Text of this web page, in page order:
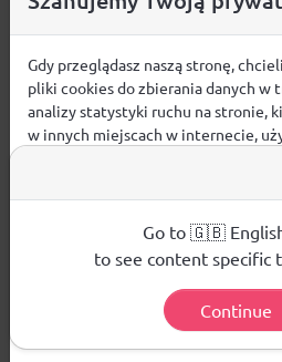
Perforacje w przedniej
Miękka, tekstylna
Elastyczne gumki
Dodatkowy pasek na rzep.
Gumowa podeszwa z
zapobiega powstawaniu
ŚREDNIA OCENA:
Gdy przeglądasz naszą stronę,
pliki cookies do zbierania danych w
analizy statystyki ruchu na stronie,
w innych miejscach w internecie,
używanych plików cookies.
Aby dowiedzieć się więcej o plikach
wykorzystujemy Twoje dane,
Go to 🇬🇧
to see content specific
Continue